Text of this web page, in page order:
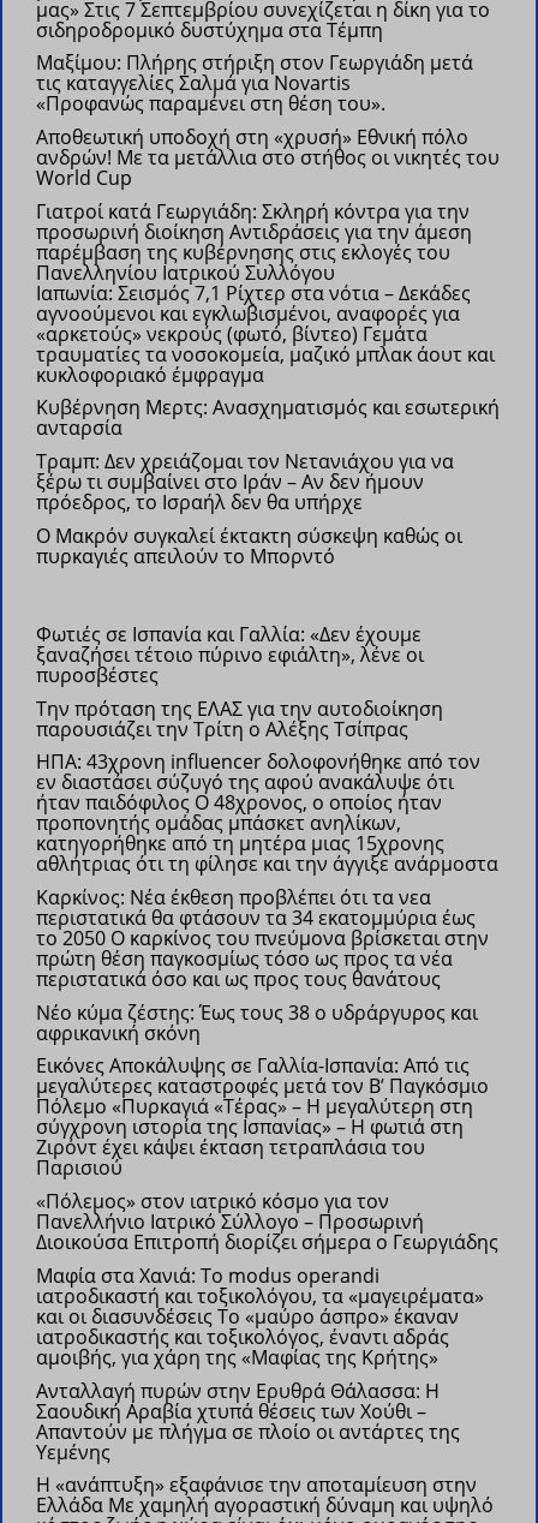
μας»Στις 7 Σεπτεμβρίου συνεχίζεται η δίκη για το
σιδηροδρομικό δυστύχημα στα Τέμπη
Μαξίμου: Πλήρης στήριξη στον Γεωργιάδη μετά
τις καταγγελίες Σαλμά για Novartis
«Προφανώς παραμένει στη θέση του».
Αποθεωτική υποδοχή στη «χρυσή» Εθνική πόλο
ανδρών! Με τα μετάλλια στο στήθος οι νικητές του
World Cup
Γιατροί κατά Γεωργιάδη: Σκληρή κόντρα για την
προσωρινή διοίκησηΑντιδράσεις για την άμεση
παρέμβαση της κυβέρνησης στις εκλογές του
Πανελληνίου Ιατρικού Συλλόγου
Ιαπωνία: Σεισμός 7,1 Ρίχτερ στα νότια – Δεκάδες
αγνοούμενοι και εγκλωβισμένοι, αναφορές για
«αρκετούς» νεκρούς (φωτό, βίντεο) Γεμάτα
τραυματίες τα νοσοκομεία, μαζικό μπλακ άουτ και
κυκλοφοριακό έμφραγμα
Kυβέρνηση Μερτς: Ανασχηματισμός και εσωτερική
ανταρσία
Τραμπ: Δεν χρειάζομαι τον Νετανιάχου για να
ξέρω τι συμβαίνει στο Ιράν – Αν δεν ήμουν
πρόεδρος, το Ισραήλ δεν θα υπήρχε
Ο Μακρόν συγκαλεί έκτακτη σύσκεψη καθώς οι
πυρκαγιές απειλούν το Μπορντό
Φωτιές σε Ισπανία και Γαλλία: «Δεν έχουμε
ξαναζήσει τέτοιο πύρινο εφιάλτη», λένε οι
πυροσβέστες
Την πρόταση της ΕΛΑΣ για την αυτοδιοίκηση
παρουσιάζει την Τρίτη ο Αλέξης Τσίπρας
ΗΠΑ: 43χρονη influencer δολοφονήθηκε από τον
εν διαστάσει σύζυγό της αφού ανακάλυψε ότι
ήταν παιδόφιλος Ο 48χρονος, ο οποίος ήταν
προπονητής ομάδας μπάσκετ ανηλίκων,
κατηγορήθηκε από τη μητέρα μιας 15χρονης
αθλήτριας ότι τη φίλησε και την άγγιξε ανάρμοστα
Καρκίνος: Νέα έκθεση προβλέπει ότι τα νεα
περιστατικά θα φτάσουν τα 34 εκατομμύρια έως
το 2050 Ο καρκίνος του πνεύμονα βρίσκεται στην
πρώτη θέση παγκοσμίως τόσο ως προς τα νέα
περιστατικά όσο και ως προς τους θανάτους
Νέο κύμα ζέστης: Έως τους 38 ο υδράργυρος και
αφρικανική σκόνη
Εικόνες Αποκάλυψης σε Γαλλία-Ισπανία: Από τις
μεγαλύτερες καταστροφές μετά τον Β’ Παγκόσμιο
Πόλεμο «Πυρκαγιά «Τέρας» – Η μεγαλύτερη στη
σύγχρονη ιστορία της Ισπανίας» – Η φωτιά στη
Ζιρόντ έχει κάψει έκταση τετραπλάσια του
Παρισιού
«Πόλεμος» στον ιατρικό κόσμο για τον
Πανελλήνιο Ιατρικό Σύλλογο – Προσωρινή
Διοικούσα Επιτροπή διορίζει σήμερα ο Γεωργιάδης
Μαφία στα Χανιά: Το modus operandi
ιατροδικαστή και τοξικολόγου, τα «μαγειρέματα»
και οι διασυνδέσειςΤο «μαύρο άσπρο» έκαναν
ιατροδικαστής και τοξικολόγος, έναντι αδράς
αμοιβής, για χάρη της «Μαφίας της Κρήτης»
Ανταλλαγή πυρών στην Ερυθρά Θάλασσα: Η
Σαουδική Αραβία χτυπά θέσεις των Χούθι –
Απαντούν με πλήγμα σε πλοίο οι αντάρτες της
Υεμένης
Η «ανάπτυξη» εξαφάνισε την αποταμίευση στην
Ελλάδα Με χαμηλή αγοραστική δύναμη και υψηλό